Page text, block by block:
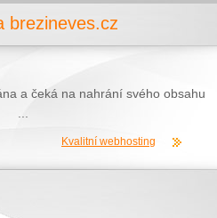
brezineves.cz
a čeká na nahrání svého obsahu
Kvalitní webhosting